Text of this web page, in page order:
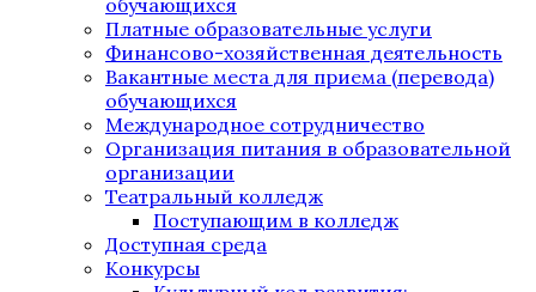
обучающихся
Платные образовательные услуги
Финансово-хозяйственная деятельность
Вакантные места для приема (перевода)
обучающихся
Международное сотрудничество
Организация питания в образовательной
организации
Театральный колледж
Поступающим в колледж
Доступная среда
Конкурсы